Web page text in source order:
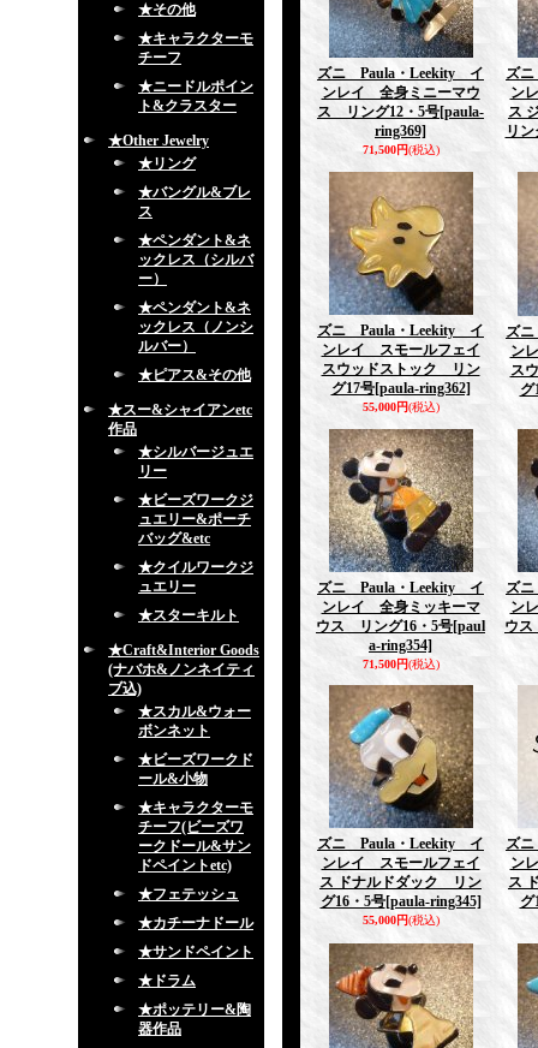
★その他
★キャラクターモ
チーフ
★ニードルポイン
ト&クラスター
★Other Jewelry
★リング
★バングル&ブレ
ス
★ペンダント&ネ
ックレス（シルバ
ー）
★ペンダント&ネ
ックレス（ノンシ
ルバー）
★ピアス&その他
★スー&シャイアンetc
作品
★シルバージュエ
リー
★ビーズワークジ
ュエリー&ポーチ
バッグ&etc
★クイルワークジ
ュエリー
★スターキルト
★Craft&Interior Goods
(ナバホ&ノンネイティ
ブ込)
★スカル&ウォー
ボンネット
★ビーズワークド
ール&小物
★キャラクターモ
チーフ(ビーズワ
ークドール&サン
ドペイントetc)
★フェテッシュ
★カチーナドール
★サンドペイント
★ドラム
★ポッテリー&陶
器作品
ズニ Paula・Leekity イ
ンレイ 全身ミニーマウ
ス リング12・5号[paula-
ring369]
71,500円(税込)
ズ
ン
ス
リン
ズニ Paula・Leekity イ
ンレイ スモールフェイ
スウッドストック リン
グ17号[paula-ring362]
55,000円(税込)
ズ
ン
ス
グ
ズニ Paula・Leekity イ
ンレイ 全身ミッキーマ
ウス リング16・5号[paul
a-ring354]
71,500円(税込)
ズ
ン
ウ
ズニ Paula・Leekity イ
ンレイ スモールフェイ
ス ドナルドダック リン
グ16・5号[paula-ring345]
55,000円(税込)
ズ
ン
ス
グ